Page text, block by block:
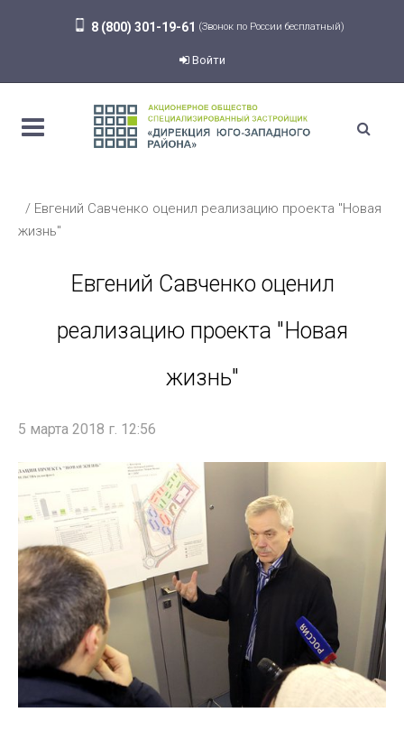
8 (800) 301-19-61 (Звонок по России бесплатный)
Войти
Евгений Савченко оценил реализацию проекта "Новая
жизнь"
Евгений Савченко оценил
реализацию проекта "Новая
жизнь"
5 марта 2018 г. 12:56